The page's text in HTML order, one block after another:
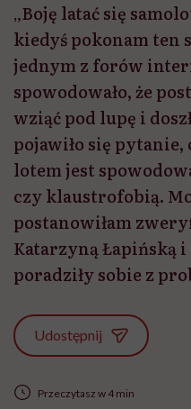
„Boję latać się
kiedyś pokonam ten
jednym z forów
spowodowało, że
wziąć pod lupę i
pojawiło się
lotem jest
czy klaustrofobią.
postanowiłam
Katarzyną Łapińską
poradziły sobie z
Udostępnij
Przeczytasz w 4 min